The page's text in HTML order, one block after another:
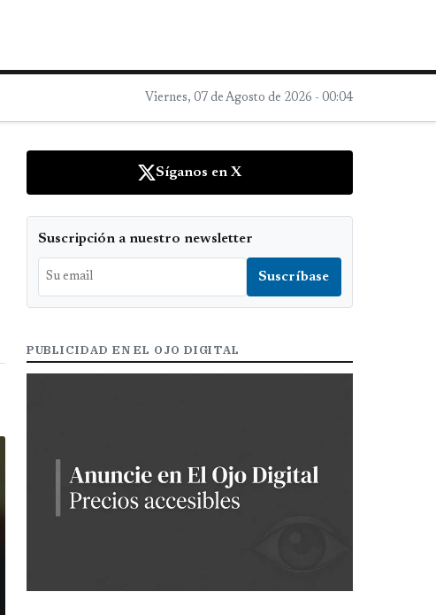
Viernes, 07 de Agosto de 2026 - 00:04
Síganos en X
Suscripción a nuestro newsletter
PUBLICIDAD EN EL OJO DIGITAL